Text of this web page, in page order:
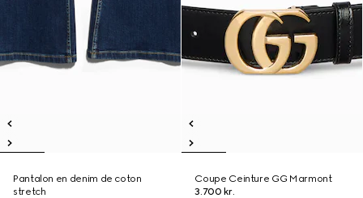
Pantalon en denim de coton
stretch
Coupe Ceinture GG Marmont
3.700 kr.